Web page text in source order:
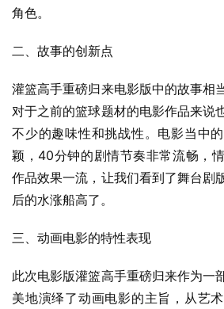
角色。
二、故事的创新点
灌篮高手重磅归来电影版中的故事相
对于之前的篮球题材的电影作品来说
不少的趣味性和挑战性。电影当中
颖，40分钟的剧情节奏非常流畅，
作品效果一流，让我们看到了舞台剧
后的水涨船高了。
三、动画电影的特性表现
此次电影版灌篮高手重磅归来作为一
美地演绎了动画电影的主旨，从艺